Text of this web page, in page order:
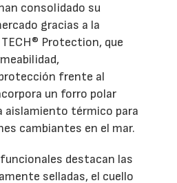
consolidado su
gracias a la
Protection, que
frente al
un forro polar
aislamiento térmico para
cambiantes en el mar.
destacan las
selladas, el cuello